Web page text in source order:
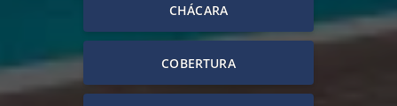
CHÁCARA
COBERTURA